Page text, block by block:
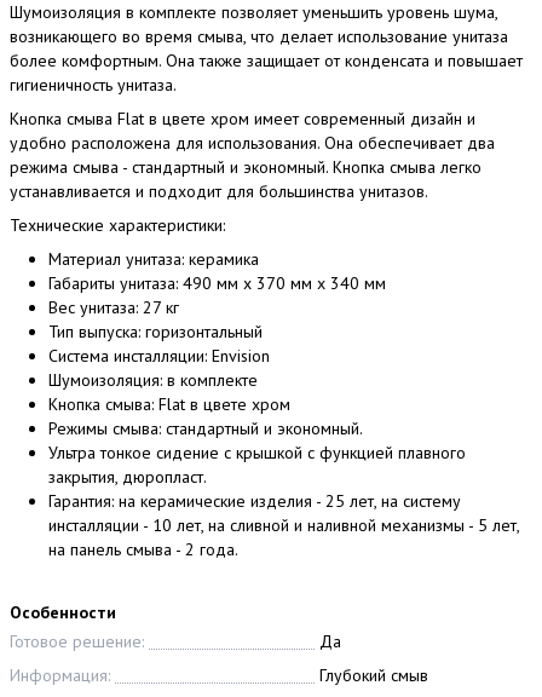
Шумоизоляция в комплекте позволяет уменьшить уровень шума,
возникающего во время смыва, что делает использование унитаза
более комфортным. Она также защищает от конденсата и повышает
гигиеничность унитаза.
Кнопка смыва Flat в цвете хром имеет современный дизайн и
удобно расположена для использования. Она обеспечивает два
режима смыва - стандартный и экономный. Кнопка смыва легко
устанавливается и подходит для большинства унитазов.
Технические характеристики:
Материал унитаза: керамика
Габариты унитаза: 490 мм x 370 мм x 340 мм
Вес унитаза: 27 кг
Тип выпуска: горизонтальный
Система инсталляции: Envision
Шумоизоляция: в комплекте
Кнопка смыва: Flat в цвете хром
Режимы смыва: стандартный и экономный.
Ультра тонкое сидение с крышкой с функцией плавного
закрытия, дюропласт.
Гарантия: на керамические изделия - 25 лет, на систему
инсталляции - 10 лет, на сливной и наливной механизмы - 5 лет,
на панель смыва - 2 года.
Особенности
Готовое решение:
Да
Информация:
Глубокий смыв